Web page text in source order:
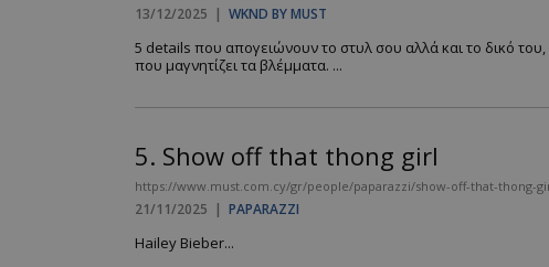
13/12/2025 | WKND BY MUST
5 details που απογειώνουν το στυλ σου αλλά και το δικό
που μαγνητίζει τα βλέμματα. ...
5. Show off that thong girl
https://www.must.com.cy/gr/people/paparazzi/show-off-that-thong-
21/11/2025 | PAPARAZZI
Hailey Bieber...